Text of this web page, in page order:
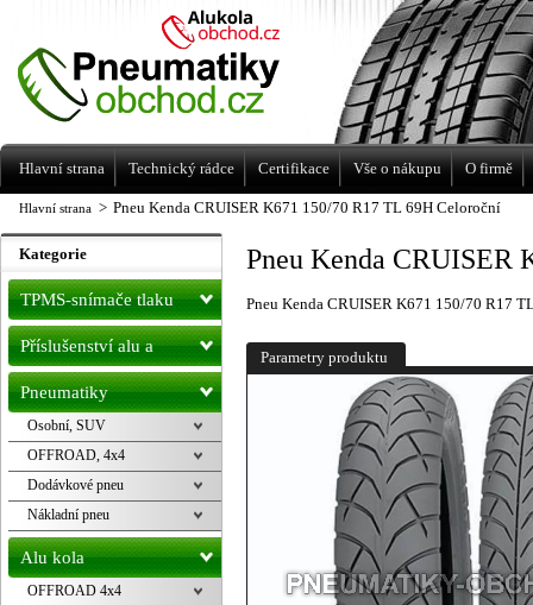
Hlavní strana > Pneu Kenda CRUISER K671 150/70 R17 TL 69H Celoroční
Pneu Kenda CRUISER
Pneu Kenda CRUISER K671 150/70 R17
Parametry produktu
Kategorie
TPMS-snímače tlaku
Příslušenství alu a
pneu
Pneumatiky
Osobní, SUV
OFFROAD, 4x4
Dodávkové pneu
Nákladní pneu
Alu kola
OFFROAD 4x4
Levné pneumatiky letní, zimní, Alu kola
a litá kola Racing Line
Hlavní strana Technický rádce Certifikace Vše o nákupu O firmě